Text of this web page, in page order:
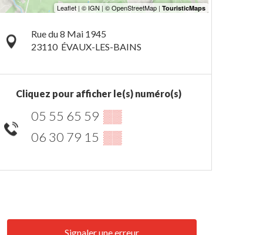
Rue du 8 Mai 1945
23110 ÉVAUX-LES-BAINS
Cliquez pour afficher le(s) numéro(s)
05 55 65 59 ▒▒
06 30 79 15 ▒▒
Signaler une erreur